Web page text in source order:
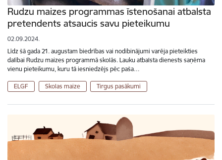
Rudzu maizes programmas īstenošanai atbalsta
pretendents atsaucis savu pieteikumu
02.09.2024.
Līdz šā gada 21. augustam biedrības vai nodibinājumi varēja pieteikties
dalībai Rudzu maizes programmā skolās. Lauku atbalsta dienests saņēma
vienu pieteikumu, kuru tā iesniedzējs pēc paša…
ELGF Skolas maize Tirgus pasākumi